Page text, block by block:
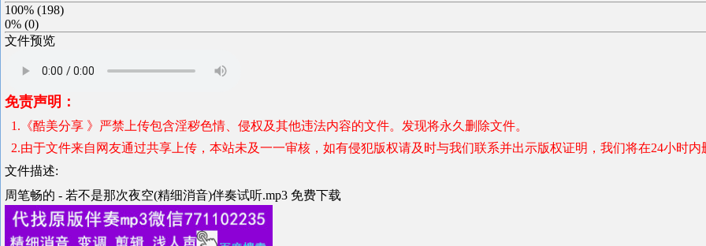
100% (198)
0% (0)
文件预览
免责声明：
1.《酷美分享 》严禁上传包含淫秽色情、侵权及其他违法内容的文件。发现将永久删除文件。
2.由于文件来自网友通过共享上传，本站未及一一审核，如有侵犯版权请及时与我们联系并出示版权证明，我们将在24小时内
文件描述:
周笔畅的 - 若不是那次夜空(精细消音)伴奏试听.mp3 免费下载